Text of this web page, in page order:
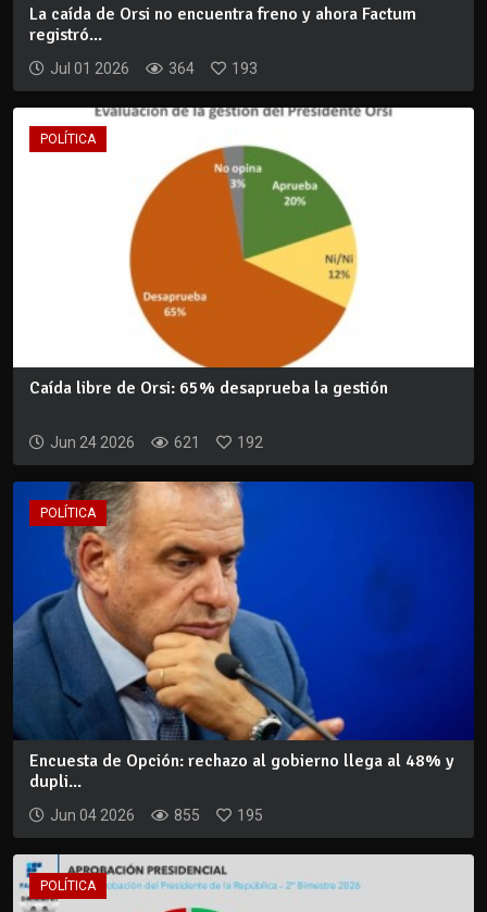
La caída de Orsi no encuentra freno y ahora Factum
registró...
Jul 01 2026 364 193
POLÍTICA
Caída libre de Orsi: 65% desaprueba la gestión
Jun 24 2026 621 192
POLÍTICA
Encuesta de Opción: rechazo al gobierno llega al 48% y
dupli...
Jun 04 2026 855 195
POLÍTICA